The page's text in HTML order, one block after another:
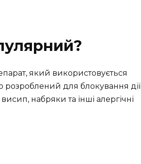
який використовується
розроблений для блокування дії
набряки та інші алергічні